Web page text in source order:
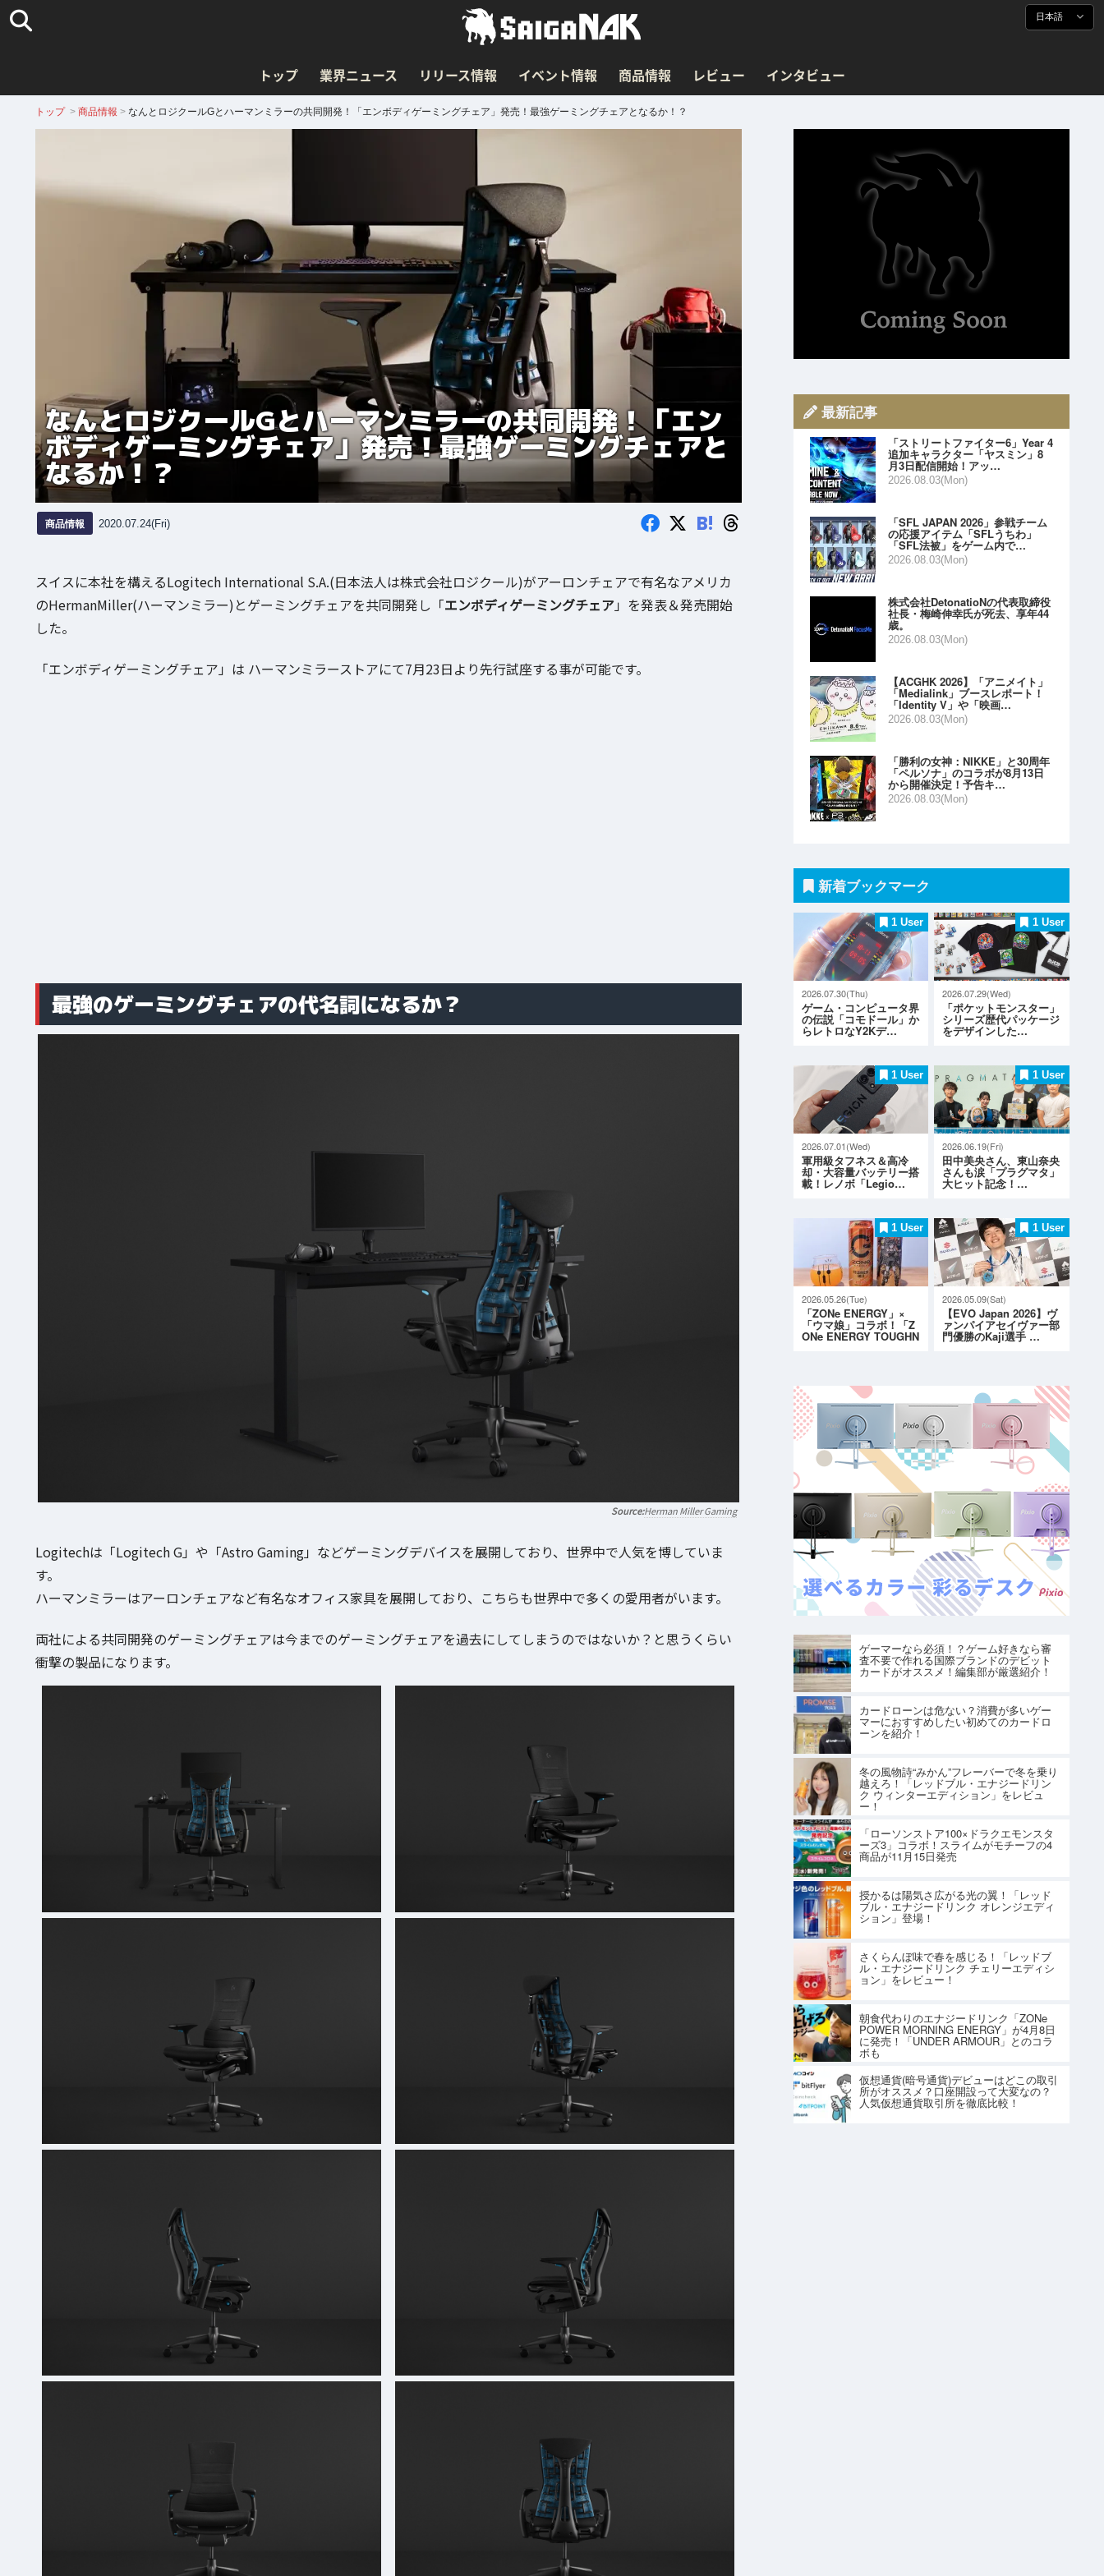
日本語
トップ 業界ニュース リリース情報 イベント情報 商品情報 レビュー インタビュー
トップ > 商品情報 > なんとロジクールGとハーマンミラーの共同開発！「エンボディゲーミングチェア」発売！最強ゲーミングチェアとなるか！？
なんとロジクールGとハーマンミラーの共同開発！「エン
ボディゲーミングチェア」発売！最強ゲーミングチェアと
なるか！？
商品情報 2020.07.24(Fri) B!
スイスに本社を構えるLogitech International S.A.(日本法人は株式会社ロジクール)がアーロンチェアで有名なアメリカ
のHermanMiller(ハーマンミラー)とゲーミングチェアを共同開発し「エンボディゲーミングチェア」を発表＆発売開始
した。
「エンボディゲーミングチェア」は ハーマンミラーストアにて7⽉23⽇より先⾏試座する事が可能です。
最強のゲーミングチェアの代名詞になるか？
Herman Miller Gaming
Logitechは「Logitech G」や「Astro Gaming」などゲーミングデバイスを展開しており、世界中で人気を博していま
す。
ハーマンミラーはアーロンチェアなど有名なオフィス家具を展開しており、こちらも世界中で多くの愛用者がいます。
両社による共同開発のゲーミングチェアは今までのゲーミングチェアを過去にしてしまうのではないか？と思うくらい
衝撃の製品になります。
最新記事
「ストリートファイター6」Year 4
追加キャラクター「ヤスミン」8
月3日配信開始！アッ…
2026.08.03(Mon)
「SFL JAPAN 2026」参戦チーム
の応援アイテム「SFLうちわ」
「SFL法被」をゲーム内で…
2026.08.03(Mon)
株式会社DetonatioNの代表取締役
社長・梅崎伸幸氏が死去、享年44
歳。
2026.08.03(Mon)
【ACGHK 2026】「アニメイト」
「Medialink」ブースレポート！
「Identity V」や「映画…
2026.08.03(Mon)
「勝利の女神：NIKKE」と30周年
「ペルソナ」のコラボが8月13日
から開催決定！予告キ…
2026.08.03(Mon)
新着ブックマーク
1 User
2026.07.30(Thu)
ゲーム・コンピュータ界
の伝説「コモドール」か
らレトロなY2Kデ…
1 User
2026.07.29(Wed)
「ポケットモンスター」
シリーズ歴代パッケージ
をデザインした…
1 User
2026.07.01(Wed)
軍用級タフネス＆高冷
却・大容量バッテリー搭
載！レノボ「Legio…
1 User
2026.06.19(Fri)
田中美央さん、東山奈央
さんも涙「プラグマタ」
大ヒット記念！…
1 User
2026.05.26(Tue)
「ZONe ENERGY」×
「ウマ娘」コラボ！「Z
ONe ENERGY TOUGHN
1 User
2026.05.09(Sat)
【EVO Japan 2026】ヴ
ァンパイアセイヴァー部
門優勝のKaji選手 …
ゲーマーなら必須！？ゲーム好きなら審
査不要で作れる国際ブランドのデビット
カードがオススメ！編集部が厳選紹介！
カードローンは危ない？消費が多いゲー
マーにおすすめしたい初めてのカードロ
ーンを紹介！
冬の風物詩“みかん”フレーバーで冬を乗り
越えろ！「レッドブル・エナジードリン
ク ウィンターエディション」をレビュ
ー！
「ローソンストア100×ドラクエモンスタ
ーズ3」コラボ！スライムがモチーフの4
商品が11月15日発売
授かるは陽気さ広がる光の翼！「レッド
ブル・エナジードリンク オレンジエディ
ション」登場！
さくらんぼ味で春を感じる！「レッドブ
ル・エナジードリンク チェリーエディシ
ョン」をレビュー！
朝食代わりのエナジードリンク「ZONe
POWER MORNING ENERGY」が4月8日
に発売！「UNDER ARMOUR」とのコラ
ボも
仮想通貨(暗号通貨)デビューはどこの取引
所がオススメ？口座開設って大変なの？
人気仮想通貨取引所を徹底比較！